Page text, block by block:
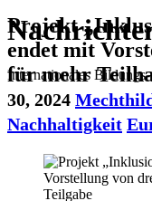
Internationales
Projekt
endet mit
für mehr
30, 2024
Nachhaltigkeit